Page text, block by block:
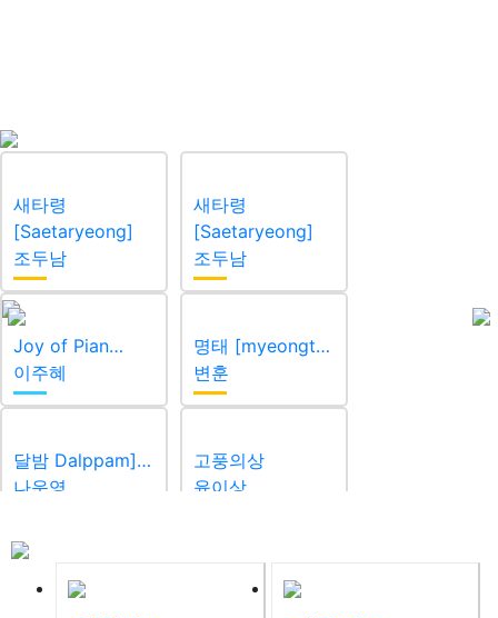
새타령
[Saetaryeong]
조두남
새타령
[Saetaryeong]
조두남
Joy of Pian…
이주혜
명태 [myeongt…
변훈
달밤 Dalppam]…
나운영
고풍의상
윤이상
(Gangga…